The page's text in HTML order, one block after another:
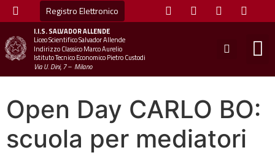
Registro Elettronico
I.I.S.SALVADOR ALLENDE
Liceo Scientifico Salvador Allende
Indirizzo Classico Marco Aurelio
Istituto Tecnico Economico Pietro Custodi
Via U. Dini, 7 – Milano
Open Day CARLO BO:
scuola per mediatori